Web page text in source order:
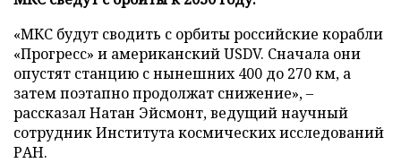
«МКС будут сводить с орбиты российские корабли
«Прогресс» и американский USDV. Сначала они
опустят станцию с нынешних 400 до 270 км, а
затем поэтапно продолжат снижение», –
рассказал Натан Эйсмонт, ведущий научный
сотрудник Института космических исследований
РАН.